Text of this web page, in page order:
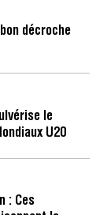
décroche
le
U20
: Ces